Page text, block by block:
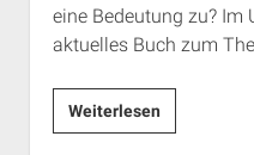
eine Bedeutung zu? Im
aktuelles Buch zum
WeiterlesenAutonome